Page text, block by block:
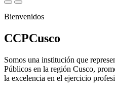
Bienvenidos
CCPCusco
Somos una institución que
Públicos en la región Cusco,
la excelencia en el ejercicio